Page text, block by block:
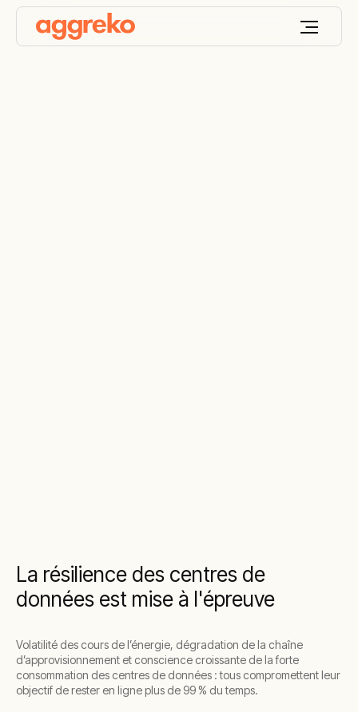
La résilience des centres de
données est mise à l'épreuve
Volatilité des cours de l’énergie, dégradation de la chaîne
d’approvisionnement et conscience croissante de la forte
consommation des centres de données : tous compromettent leur
objectif de rester en ligne plus de 99 % du temps.